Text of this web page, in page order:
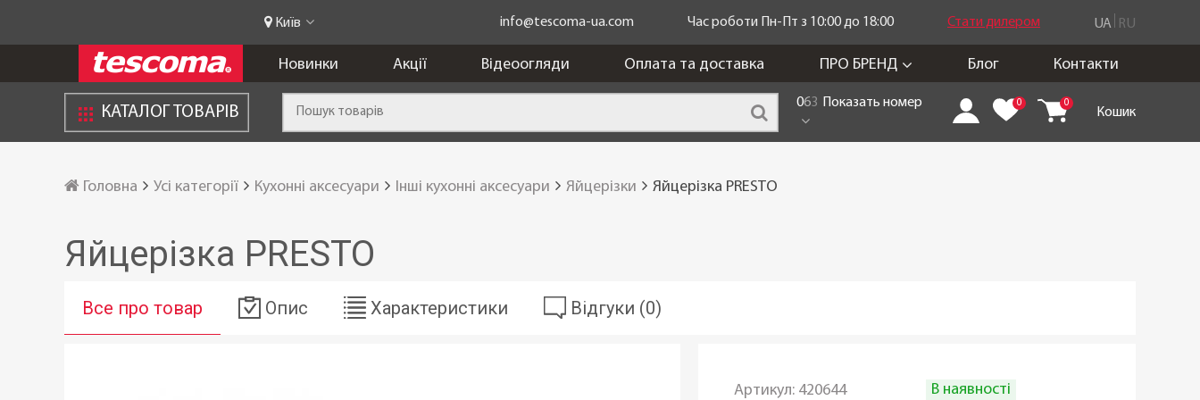
Київ info@tescoma-ua.com Час роботи Пн-Пт з 10:00 до 18:00 Стати дилером UA RU
Новинки Акції Відеоогляди Оплата та доставка ПРО БРЕНД Блог Контакти
КАТАЛОГ ТОВАРІВ
063 Показать номер 0 0
Кошик
Головна Усі категорії Кухонні аксесуари Інші кухонні аксесуари Яйцерізки Яйцерізка PRESTO
Яйцерізка PRESTO
Все про товар Опис Характеристики Відгуки (0)
Артикул: 420644 В наявності